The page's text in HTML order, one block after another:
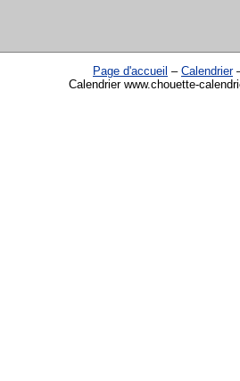
Page d'accueil – Calendrier
Calendrier www.chouette-